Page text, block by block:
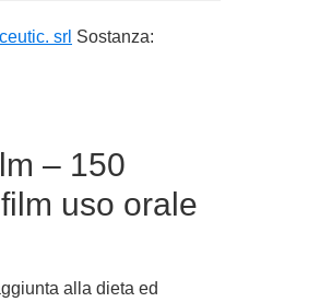
srl Sostanza:
– 150
uso orale
alla dieta ed